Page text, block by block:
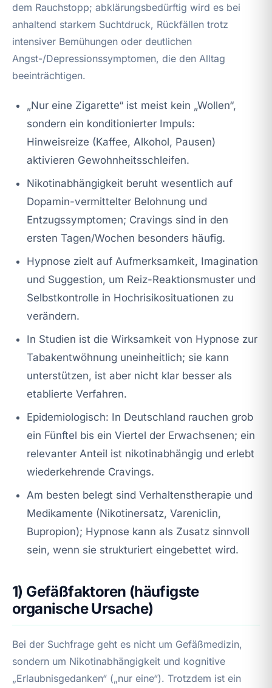
dem Rauchstopp; abklärungsbedürftig wird es bei
anhaltend starkem Suchtdruck, Rückfällen trotz
intensiver Bemühungen oder deutlichen
Angst-/Depressionssymptomen, die den Alltag
beeinträchtigen.
„Nur eine Zigarette“ ist meist kein „Wollen“,
sondern ein konditionierter Impuls:
Hinweisreize (Kaffee, Alkohol, Pausen)
aktivieren Gewohnheitsschleifen.
Nikotinabhängigkeit beruht wesentlich auf
Dopamin-vermittelter Belohnung und
Entzugssymptomen; Cravings sind in den
ersten Tagen/Wochen besonders häufig.
Hypnose zielt auf Aufmerksamkeit, Imagination
und Suggestion, um Reiz-Reaktionsmuster und
Selbstkontrolle in Hochrisikosituationen zu
verändern.
In Studien ist die Wirksamkeit von Hypnose zur
Tabakentwöhnung uneinheitlich; sie kann
unterstützen, ist aber nicht klar besser als
etablierte Verfahren.
Epidemiologisch: In Deutschland rauchen grob
ein Fünftel bis ein Viertel der Erwachsenen; ein
relevanter Anteil ist nikotinabhängig und erlebt
wiederkehrende Cravings.
Am besten belegt sind Verhaltenstherapie und
Medikamente (Nikotinersatz, Vareniclin,
Bupropion); Hypnose kann als Zusatz sinnvoll
sein, wenn sie strukturiert eingebettet wird.
1) Gefäßfaktoren (häufigste
organische Ursache)
Bei der Suchfrage geht es nicht um Gefäßmedizin,
sondern um Nikotinabhängigkeit und kognitive
„Erlaubnisgedanken“ („nur eine“). Trotzdem ist ein